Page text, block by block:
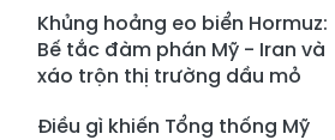
Khủng hoảng eo biển Hormuz:
Bế tắc đàm phán Mỹ - Iran và
xáo trộn thị trường dầu mỏ
Điều gì khiến Tổng thống Mỹ